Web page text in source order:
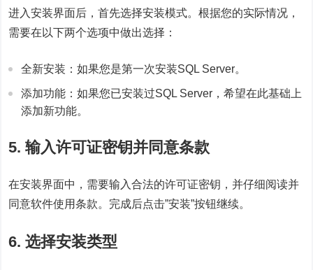
进入安装界面后，首先选择安装模式。根据您的实际情况，
需要在以下两个选项中做出选择：
全新安装：如果您是第一次安装SQL Server。
添加功能：如果您已安装过SQL Server，希望在此基础上
添加新功能。
5. 输入许可证密钥并同意条款
在安装界面中，需要输入合法的许可证密钥，并仔细阅读并
同意软件使用条款。完成后点击”安装”按钮继续。
6. 选择安装类型